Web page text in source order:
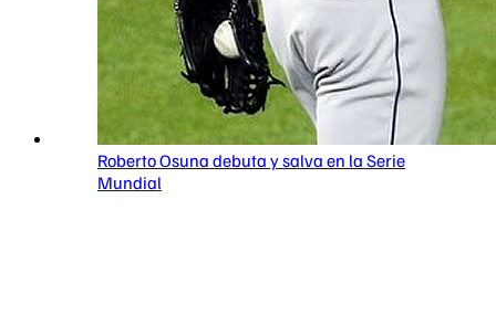
Roberto Osuna debuta y salva en la Serie
Mundial